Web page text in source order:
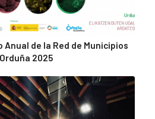
de la Red de Municipios
2025